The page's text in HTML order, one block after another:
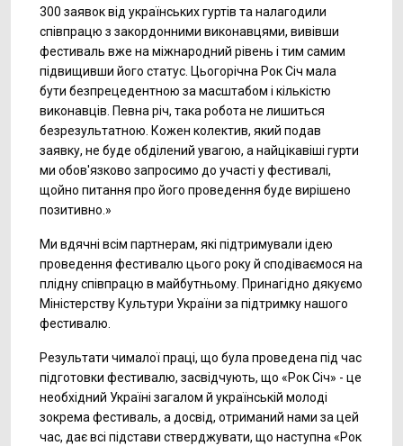
300 заявок від українських гуртів та налагодили
співпрацю з закордонними виконавцями, вивівши
фестиваль вже на міжнародний рівень і тим самим
підвищивши його статус. Цьогорічна Рок Січ мала
бути безпрецедентною за масштабом і кількістю
виконавців. Певна річ, така робота не лишиться
безрезультатною. Кожен колектив, який подав
заявку, не буде обділений увагою, а найцікавіші гурти
ми обов'язково запросимо до участі у фестивалі,
щойно питання про його проведення буде вирішено
позитивно.»
Ми вдячні всім партнерам, які підтримували ідею
проведення фестивалю цього року й сподіваємося на
плідну співпрацю в майбутньому. Принагідно дякуємо
Міністерству Культури України за підтримку нашого
фестивалю.
Результати чималої праці, що була проведена під час
підготовки фестивалю, засвідчують, що «Рок Січ» - це
необхідний Україні загалом й українській молоді
зокрема фестиваль, а досвід, отриманий нами за цей
час, дає всі підстави стверджувати, що наступна «Рок